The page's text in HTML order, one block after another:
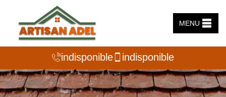
MENU
indisponible indisponible